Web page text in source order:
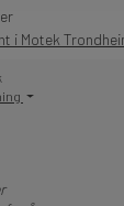
i Motek